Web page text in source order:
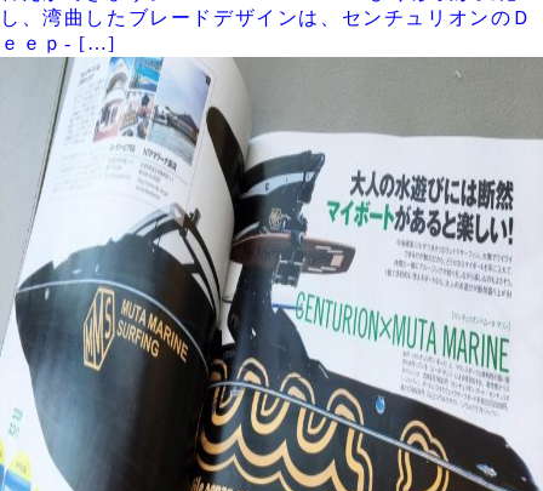
し、湾曲したブレードデザインは、センチュリオンのＤ
ｅｅｐ- […]